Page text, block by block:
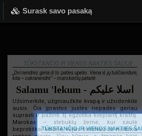
Surask savo pasaką
TŪKSTANČIO IR VIENOS NAKTIES ŠALYJE...
„Dvi nendrės geria iš to paties upelio. Viena iš jų tuščiavidurė,
kita – cukranendrė“ – marokiečių patarlė.
Salamu 'lekum - اسلا عليكم
Užsimerkite, užgniaužkite kvapą ir užsidenkite
ausis. Čia įprastos juslės nepadės geriau
suprasti ir pažinti šį egzotika kvepiantį kraštą.
Marokas – stebuklų žemė, kur saulė
beprotiškai kaitina, vėjas švelniau už motinos
TŪKSTANČIO IR VIENOS NAKTIES